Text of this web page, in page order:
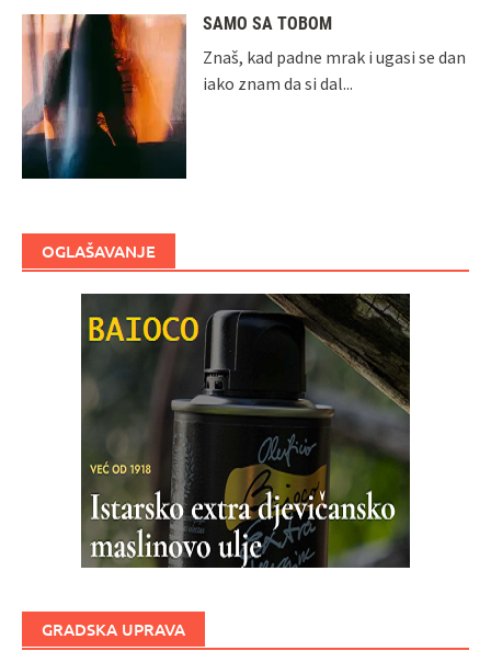
SAMO SA TOBOM
Znaš, kad padne mrak i ugasi se dan
iako znam da si dal...
OGLAŠAVANJE
GRADSKA UPRAVA